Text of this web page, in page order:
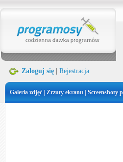
Zaloguj się Rejestracja
Galeria zdjęć | Zrzuty ekranu | Screenshoty